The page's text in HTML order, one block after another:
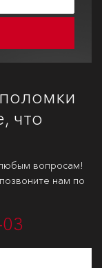
что
вопросам!
нам по